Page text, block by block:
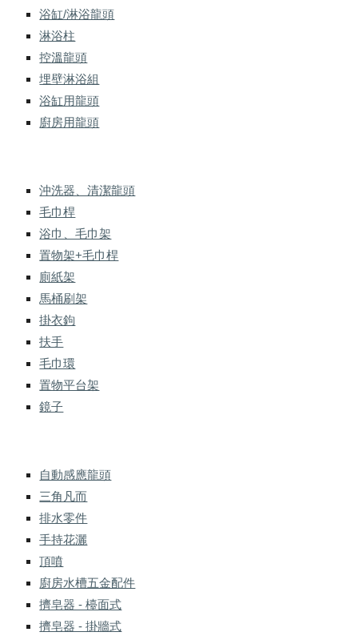
浴缸/淋浴龍頭
淋浴柱
控溫龍頭
埋壁淋浴組
浴缸用龍頭
廚房用龍頭
沖洗器、清潔龍頭
毛巾桿
浴巾、毛巾架
置物架+毛巾桿
廁紙架
馬桶刷架
掛衣鉤
扶手
毛巾環
置物平台架
鏡子
自動感應龍頭
三角凡而
排水零件
手持花灑
頂噴
廚房水槽五金配件
擠皂器 - 檯面式
擠皂器 - 掛牆式